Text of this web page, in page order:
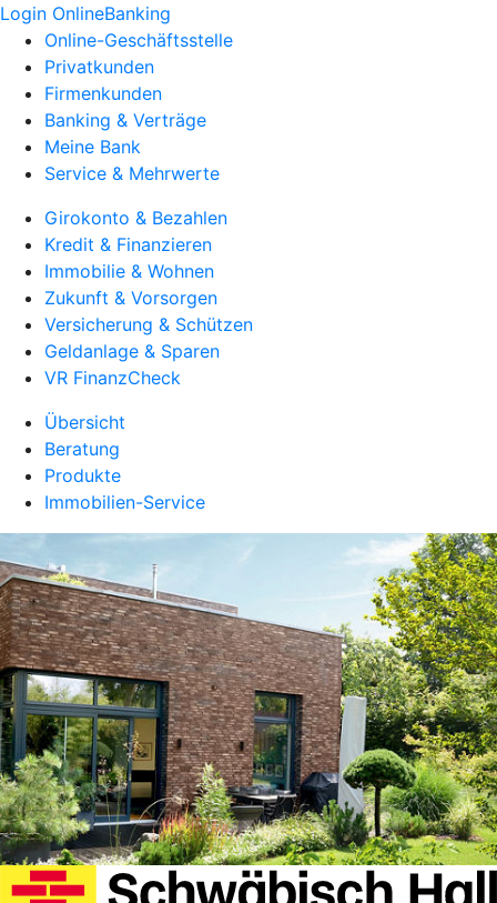
Login OnlineBanking
Online-Geschäftsstelle
Privatkunden
Firmenkunden
Banking & Verträge
Meine Bank
Service & Mehrwerte
Girokonto & Bezahlen
Kredit & Finanzieren
Immobilie & Wohnen
Zukunft & Vorsorgen
Versicherung & Schützen
Geldanlage & Sparen
VR FinanzCheck
Übersicht
Beratung
Produkte
Immobilien-Service